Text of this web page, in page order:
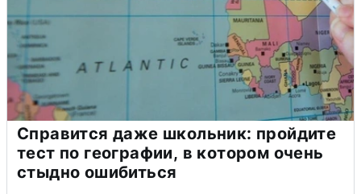
Справится даже школьник: пройдите
тест по географии, в котором очень
стыдно ошибиться